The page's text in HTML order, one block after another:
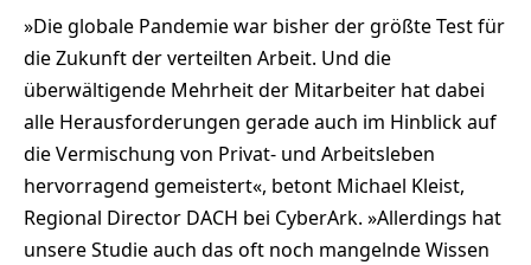
»Die globale Pandemie war bisher der größte Test für
die Zukunft der verteilten Arbeit. Und die
überwältigende Mehrheit der Mitarbeiter hat dabei
alle Herausforderungen gerade auch im Hinblick auf
die Vermischung von Privat- und Arbeitsleben
hervorragend gemeistert«, betont Michael Kleist,
Regional Director DACH bei CyberArk. »Allerdings hat
unsere Studie auch das oft noch mangelnde Wissen